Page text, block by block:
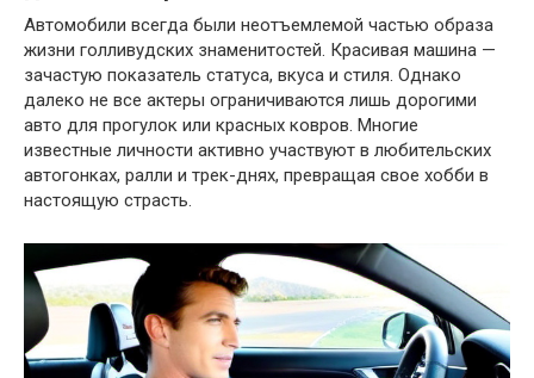
Автомобили всегда были неотъемлемой частью образа
жизни голливудских знаменитостей. Красивая машина —
зачастую показатель статуса, вкуса и стиля. Однако
далеко не все актеры ограничиваются лишь дорогими
авто для прогулок или красных ковров. Многие
известные личности активно участвуют в любительских
автогонках, ралли и трек-днях, превращая свое хобби в
настоящую страсть.